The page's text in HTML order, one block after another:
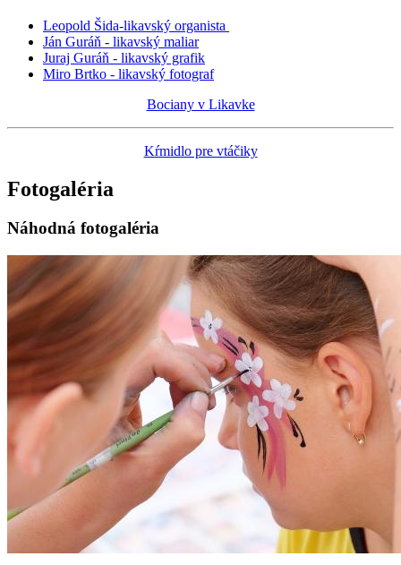
Leopold Šida-likavský organista
Ján Guráň - likavský maliar
Juraj Guráň - likavský grafik
Miro Brtko - likavský fotograf
Bociany v Likavke
Kŕmidlo pre vtáčiky
Fotogaléria
Náhodná fotogaléria